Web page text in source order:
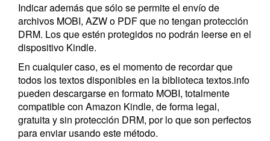
Indicar además que sólo se permite el envío de
archivos MOBI, AZW o PDF que no tengan protección
DRM. Los que estén protegidos no podrán leerse en el
dispositivo Kindle.
En cualquier caso, es el momento de recordar que
todos los textos disponibles en la biblioteca textos.info
pueden descargarse en formato MOBI, totalmente
compatible con Amazon Kindle, de forma legal,
gratuita y sin protección DRM, por lo que son perfectos
para enviar usando este método.